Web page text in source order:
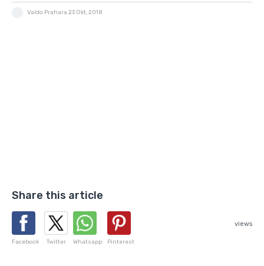
Valdo Prahara 23 Okt, 2018
Share this article
Facebook Twitter Whatsapp Pinterest
views